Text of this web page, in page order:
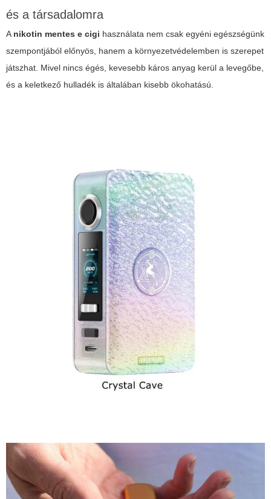
és a társadalomra
A nikotin mentes e cigi használata nem csak egyéni egészségünk
szempontjából előnyös, hanem a környezetvédelemben is szerepet
játszhat. Mivel nincs égés, kevesebb káros anyag kerül a levegőbe,
és a keletkező hulladék is általában kisebb ökohatású.